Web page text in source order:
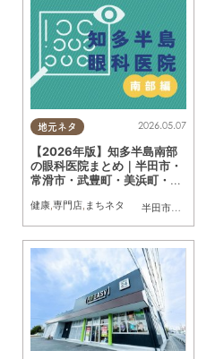
地元ネタ
半田市
,常滑市
2026.05.07
【2026年版】知多半島南部
の眼科医院まとめ｜半田市・
常滑市・武豊町・美浜町・南
健康,専門店, まちネタ